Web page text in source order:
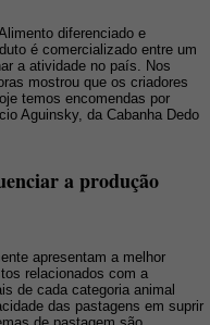
diferenciado e
é comercializado entre um
a atividade no país. Nos
mostrou que os criadores
temos encomendas por
Aguinsky, da Cabanha Dedo
a produção
apresentam a melhor
relacionados com a
de cada categoria animal
das pastagens em suprir